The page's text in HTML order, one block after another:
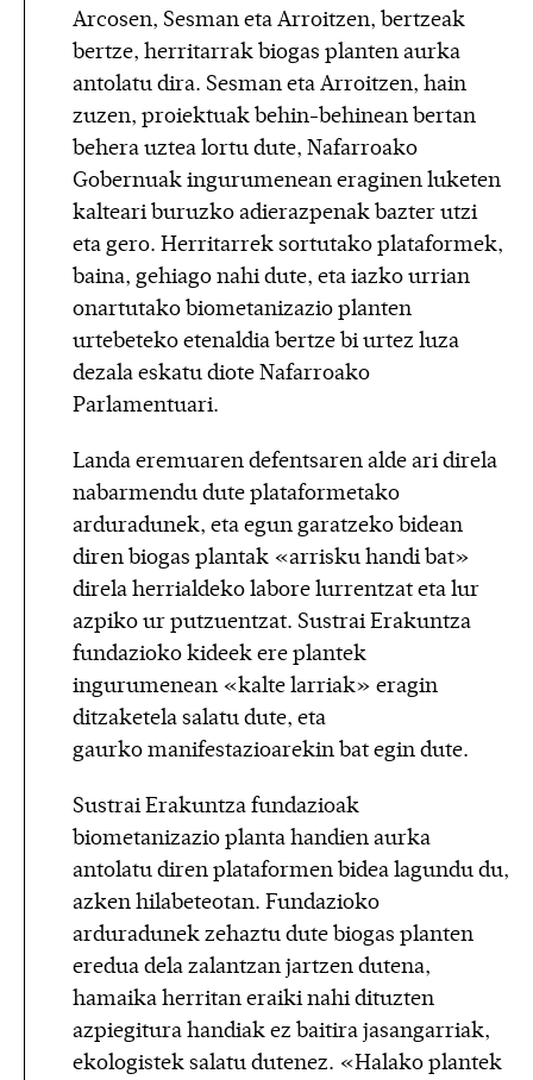
Arcosen, Sesman eta Arroitzen, bertzeak
bertze, herritarrak biogas planten aurka
antolatu dira. Sesman eta Arroitzen, hain
zuzen, proiektuak behin-behinean bertan
behera uztea lortu dute, Nafarroako
Gobernuak ingurumenean eraginen luketen
kalteari buruzko adierazpenak bazter utzi
eta gero. Herritarrek sortutako plataformek,
baina, gehiago nahi dute, eta iazko urrian
onartutako biometanizazio planten
urtebeteko etenaldia bertze bi urtez luza
dezala eskatu diote Nafarroako
Parlamentuari.
Landa eremuaren defentsaren alde ari direla
nabarmendu dute plataformetako
arduradunek, eta egun garatzeko bidean
diren biogas plantak «arrisku handi bat»
direla herrialdeko labore lurrentzat eta lur
azpiko ur putzuentzat. Sustrai Erakuntza
fundazioko kideek ere plantek
ingurumenean «kalte larriak» eragin
ditzaketela salatu dute, eta
gaurko manifestazioarekin bat egin dute.
Sustrai Erakuntza fundazioak
biometanizazio planta handien aurka
antolatu diren plataformen bidea lagundu du,
azken hilabeteotan. Fundazioko
arduradunek zehaztu dute biogas planten
eredua dela zalantzan jartzen dutena,
hamaika herritan eraiki nahi dituzten
azpiegitura handiak ez baitira jasangarriak,
ekologistek salatu dutenez. «Halako plantek